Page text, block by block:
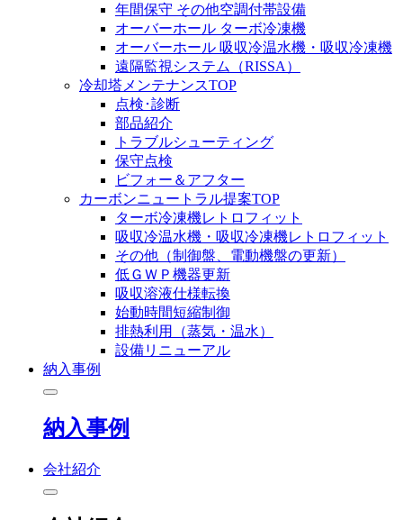
年間保守 その他空調付帯設備
オーバーホール ターボ冷凍機
オーバーホール 吸収冷温水機・吸収冷凍機
遠隔監視システム（RISSA）
冷却塔メンテナンスTOP
点検･診断
部品紹介
トラブルシューティング
保守点検
ビフォー＆アフター
カーボンニュートラル提案TOP
ターボ冷凍機レトロフィット
吸収冷温水機・吸収冷凍機レトロフィット
その他（制御盤、電動機盤の更新）
低ＧＷＰ機器更新
吸収溶液仕様転換
始動時間短縮制御
排熱利用（蒸気・温水）
設備リニューアル
納入事例
納入事例
会社紹介